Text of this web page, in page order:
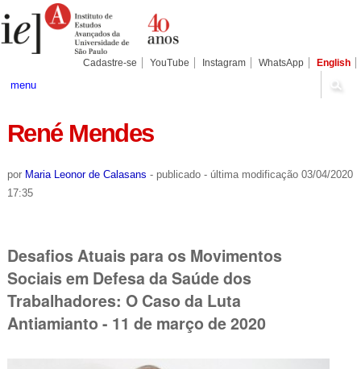
para
conteúdo.
Pessoais
Cadastre-se YouTube Instagram WhatsApp English
menu
René Mendes
por Maria Leonor de Calasans - publicado - última modificação03/04/2020
17:35
Desafios Atuais para os Movimentos
Sociais em Defesa da Saúde dos
Trabalhadores: O Caso da Luta
Antiamianto - 11 de março de 2020